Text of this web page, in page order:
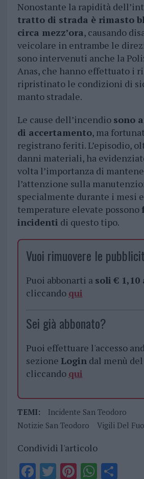
Nonostante la rapidità
tratto di strada è rimasto
circa mezz’ora, causando
veicolare in entrambe le
sono intervenuti anche la
Anas, che hanno effettuato i
ripristinato le condizioni di
manto stradale.
Le cause dell’incendio sono
di accertamento, ma
registrano feriti. L’episodio,
danni materiali, ha
volta l’importanza di
l’attenzione sulla
specialmente durante i mesi
temperature elevate possono
incidenti di questo tipo.
Vuoi rimuovere le
Puoi abbonarti a soli € 1,10
cliccando qui
Sei già abbonato?
Puoi effettuare l'accesso
sezione Logindal menù
cliccando qui
TEMI:
Incidente San Teodoro
Notizie San Teodoro
Vigili Del
Condividi l'articolo
F T PiWS